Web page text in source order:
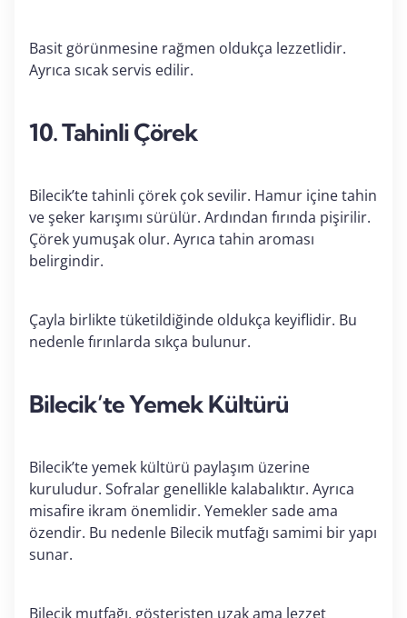
Basit görünmesine rağmen oldukça lezzetlidir.
Ayrıca sıcak servis edilir.
10. Tahinli Çörek
Bilecik’te tahinli çörek çok sevilir. Hamur içine tahin
ve şeker karışımı sürülür. Ardından fırında pişirilir.
Çörek yumuşak olur. Ayrıca tahin aroması
belirgindir.
Çayla birlikte tüketildiğinde oldukça keyiflidir. Bu
nedenle fırınlarda sıkça bulunur.
Bilecik’te Yemek Kültürü
Bilecik’te yemek kültürü paylaşım üzerine
kuruludur. Sofralar genellikle kalabalıktır. Ayrıca
misafire ikram önemlidir. Yemekler sade ama
özendir. Bu nedenle Bilecik mutfağı samimi bir yapı
sunar.
Bilecik mutfağı, gösterişten uzak ama lezzet